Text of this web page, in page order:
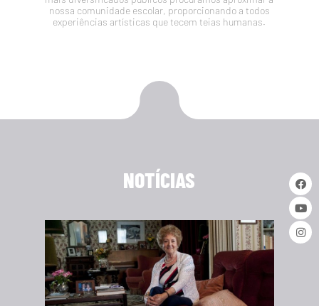
nossa comunidade escolar, proporcionando a todos
experiências artísticas que tecem teias humanas.
NOTÍCIAS